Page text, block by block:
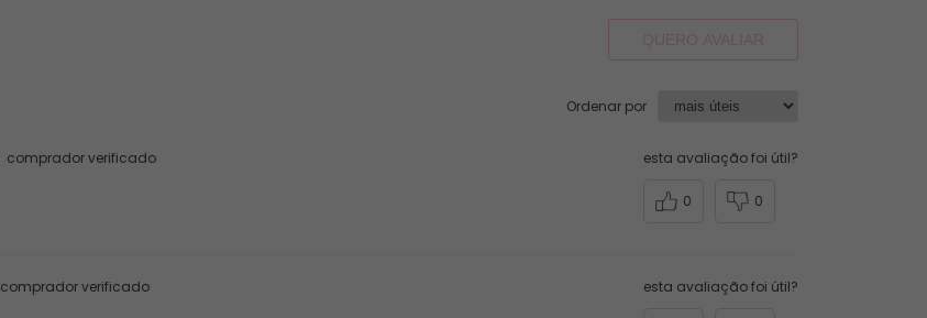
QUERO AVALIAR
Ordenar por
comprador verificado esta avaliação foi útil?
0 0
comprador verificado esta avaliação foi útil?